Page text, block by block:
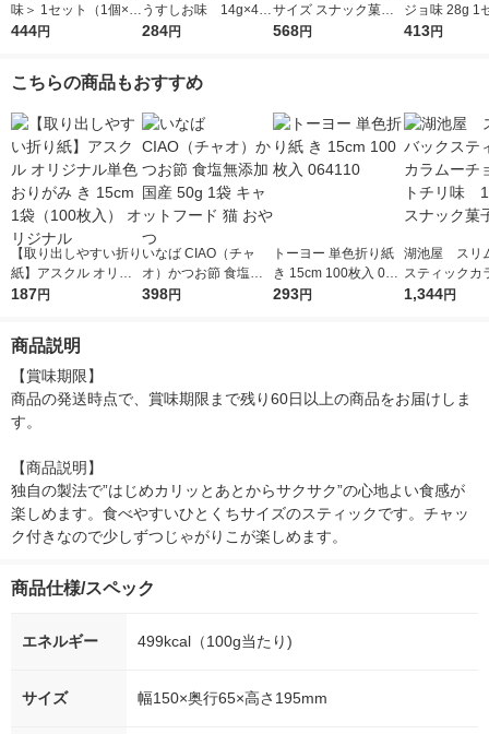
味＞ 1セット（1個×
3） 江崎グリコ スナ
444円
うすしお味 14g×4
袋 1セット(4袋×2)
イズ
284円
サイズ スナック菓子
ポテト丸 うすしお味
568円
ジョ味 28g 1
（1袋×3） お
413円
こちらの商品もおすすめ
【取り出しやすい折り
紙】アスクル オリジ
ナル単色おりがみ き
187円
いなば CIAO（チャ
オ）かつお節 食塩無
添加 国産 50g 1袋 キ
398円
トーヨー 単色折り紙
き 15cm 100枚入 064
110
293円
湖池屋 スリ
スティックカ
ョ ホットチ
1,344円
商品説明
【賞味期限】
商品の発送時点で、賞味期限まで残り60日以上の商品をお届けしま
す。
【商品説明】
独自の製法で”はじめカリッとあとからサクサク”の心地よい食感が
楽しめます。食べやすいひとくちサイズのスティックです。チャッ
ク付きなので少しずつじゃがりこが楽しめます。
商品仕様/スペック
エネルギー 499kcal（100g当たり)
サイズ 幅150×奥行65×高さ195mm